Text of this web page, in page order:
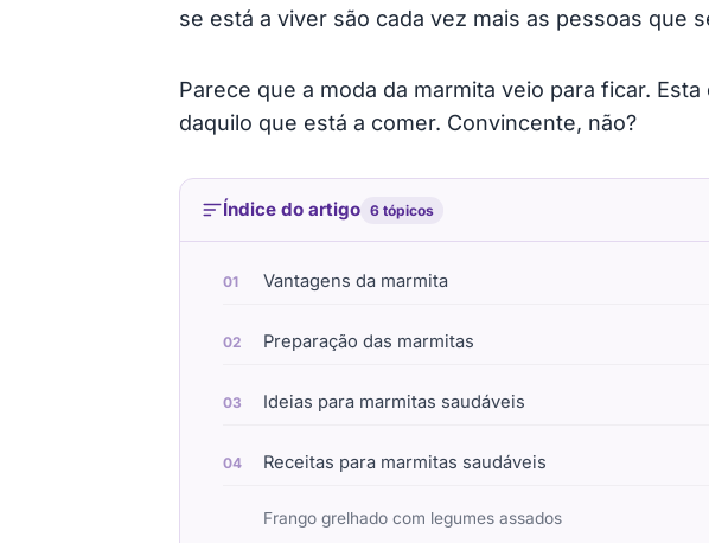
se está a viver são cada vez mais as pessoas que
Parece que a moda da marmita veio para ficar.
daquilo que está a comer. Convincente, não?
Índice do artigo 6 tópicos
Vantagens da marmita
Preparação das marmitas
Ideias para marmitas saudáveis
Receitas para marmitas saudáveis
Frango grelhado com legumes assados